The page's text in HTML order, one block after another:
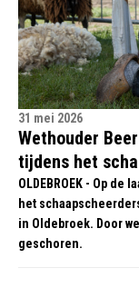
31 mei 2026
Wethouder
tijdens het
OLDEBROEK - Op
het
in Oldebroek. Door
geschoren.